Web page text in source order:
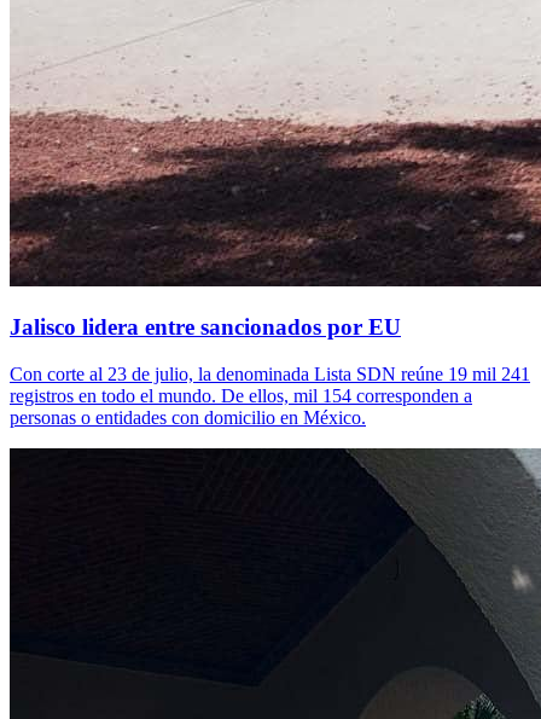
Jalisco lidera entre sancionados por EU
Con corte al 23 de julio, la denominada Lista SDN reúne 19 mil 241
registros en todo el mundo. De ellos, mil 154 corresponden a
personas o entidades con domicilio en México.